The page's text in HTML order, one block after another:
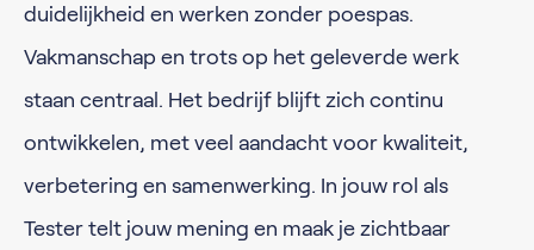
duidelijkheid en werken zonder poespas.
Vakmanschap en trots op het geleverde werk
staan centraal. Het bedrijf blijft zich continu
ontwikkelen, met veel aandacht voor kwaliteit,
verbetering en samenwerking. In jouw rol als
Tester telt jouw mening en maak je zichtbaar